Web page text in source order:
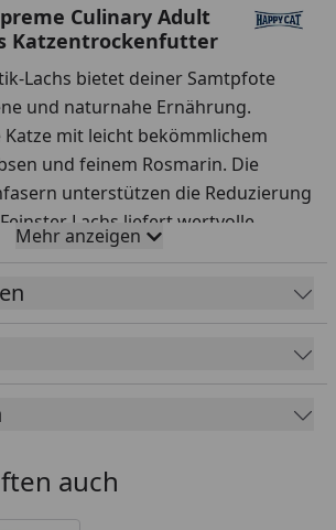
Culinary Adult
Katzentrockenfutter
Lachs bietet deiner Samtpfote
und naturnahe Ernährung.
mit leicht bekömmlichem
und feinem Rosmarin. Die
unterstützen die Reduzierung
Lachs liefert wertvolle
6-Fettsäuren und stellt die
ein vitales Katzenleben dar. Die
die enthaltene grünlippige
Kroketten sind auch für
pro Tag
Mehr anzeigen
auch